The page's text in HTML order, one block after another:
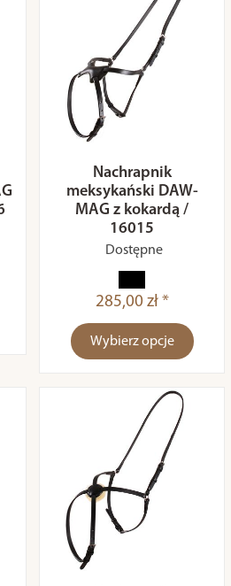
Nachrapnik
meksykański DAW-
MAG z kokardą /
16015
Dostępne
285,00 zł *
Wybierz opcje